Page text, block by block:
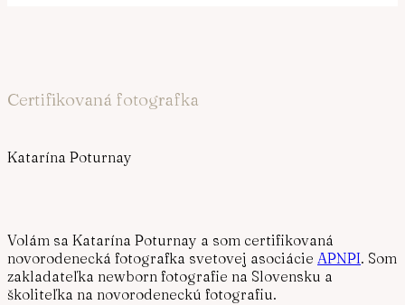
Certifikovaná fotografka
Katarína Poturnay
Volám sa Katarína Poturnay a som certifikovaná
novorodenecká fotografka svetovej asociácie APNPI. Som
zakladateľka newborn fotografie na Slovensku a
školiteľka na novorodeneckú fotografiu.